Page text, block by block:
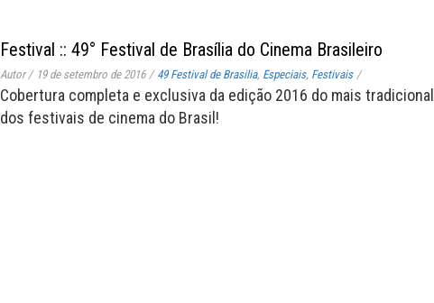
Festival :: 49° Festival de Brasília do Cinema Brasileiro
Autor/ 19 de setembro de 2016 / 49 Festival de Brasilia, Especiais, Festivais /
Cobertura completa e exclusiva da edição 2016 do mais tradicional
dos festivais de cinema do Brasil!